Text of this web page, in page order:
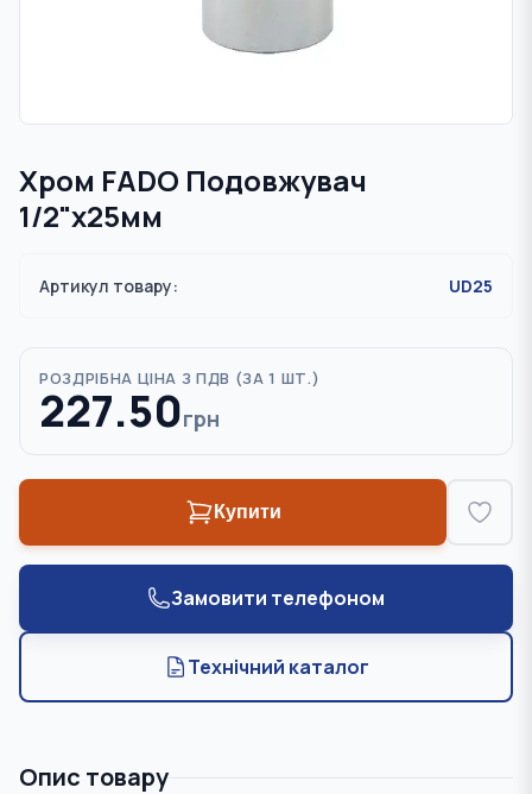
Хром FADO Подовжувач
1/2"x25мм
Артикул товару: UD25
РОЗДРІБНА ЦІНА З ПДВ (ЗА 1 ШТ.)
227.50грн
Купити
Замовити телефоном
Технічний каталог
Опис товару